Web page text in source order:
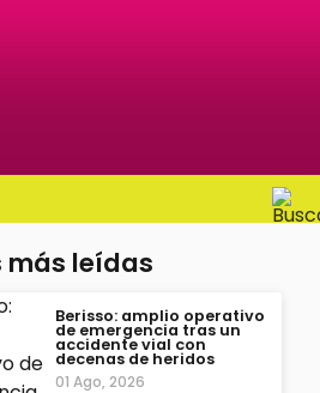
más leídas
Berisso: amplio operativo
de emergencia tras un
accidente vial con
decenas de heridos
01 Ago, 2026